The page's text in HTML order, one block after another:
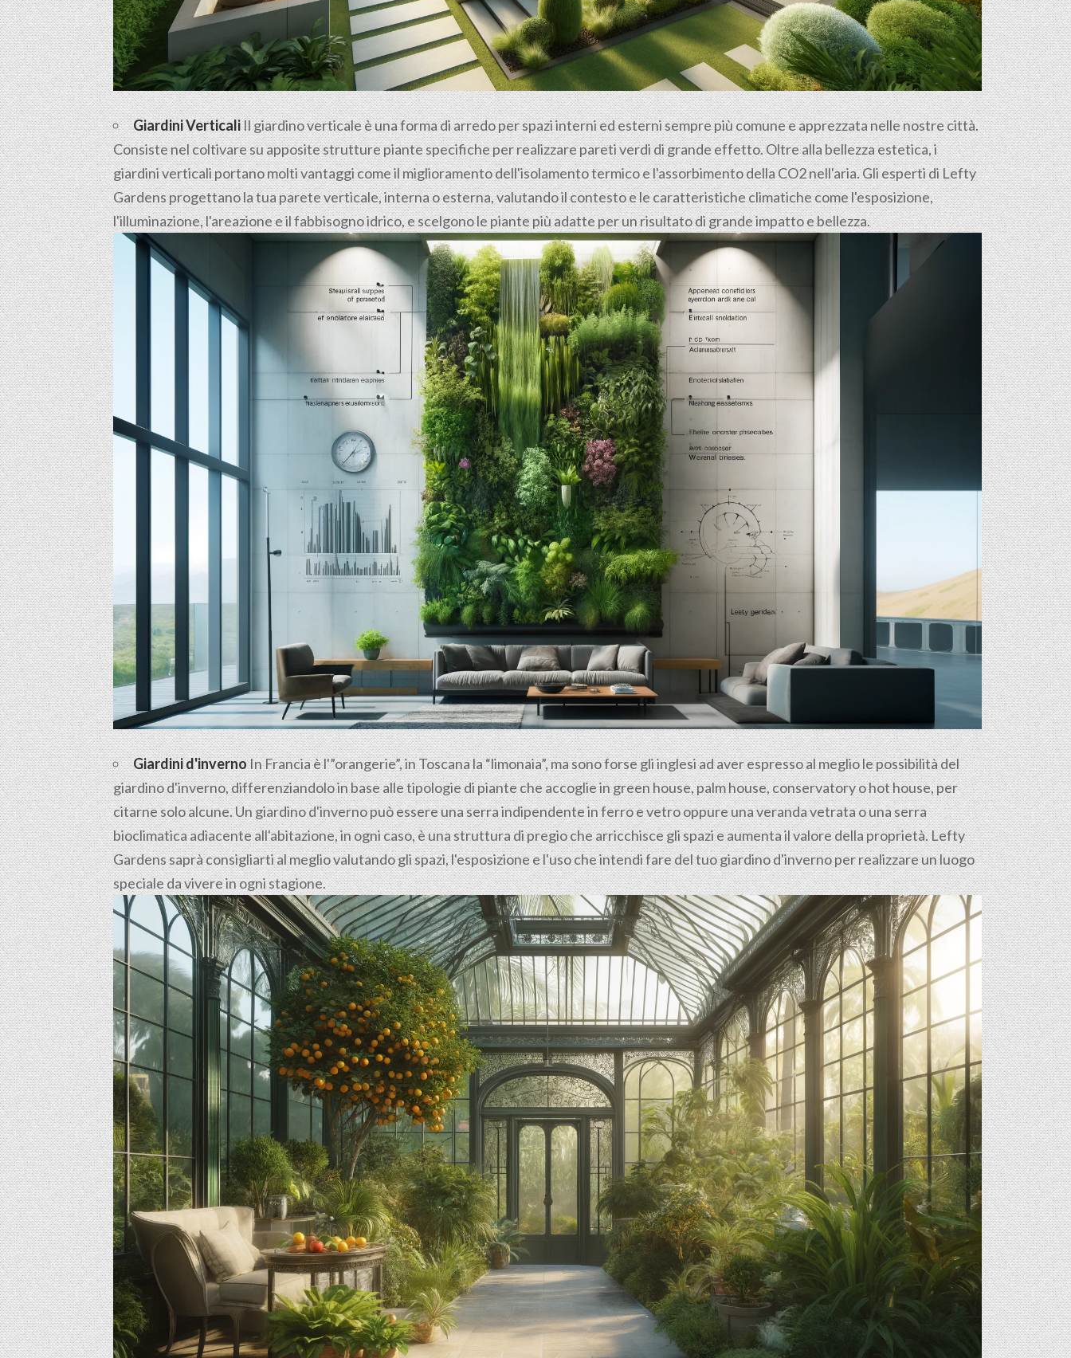
Giardini VerticaliIl giardino verticale è una forma di arredo per spazi interni ed esterni sempre più comune e apprezzata nelle nostre città.
Consiste nel coltivare su apposite strutture piante specifiche per realizzare pareti verdi di grande effetto. Oltre alla bellezza estetica, i
giardini verticali portano molti vantaggi come il miglioramento dell'isolamento termico e l'assorbimento della CO2 nell'aria. Gli esperti di Lefty
Gardens progettano la tua parete verticale, interna o esterna, valutando il contesto e le caratteristiche climatiche come l'esposizione,
l'illuminazione, l'areazione e il fabbisogno idrico, e scelgono le piante più adatte per un risultato di grande impatto e bellezza.
Giardini d'invernoIn Francia è l'”orangerie”, in Toscana la “limonaia”, ma sono forse gli inglesi ad aver espresso al meglio le possibilità del
giardino d'inverno, differenziandolo in base alle tipologie di piante che accoglie in green house, palm house, conservatory o hot house, per
citarne solo alcune. Un giardino d'inverno può essere una serra indipendente in ferro e vetro oppure una veranda vetrata o una serra
bioclimatica adiacente all'abitazione, in ogni caso, è una struttura di pregio che arricchisce gli spazi e aumenta il valore della proprietà. Lefty
Gardens saprà consigliarti al meglio valutando gli spazi, l'esposizione e l'uso che intendi fare del tuo giardino d'inverno per realizzare un luogo
speciale da vivere in ogni stagione.